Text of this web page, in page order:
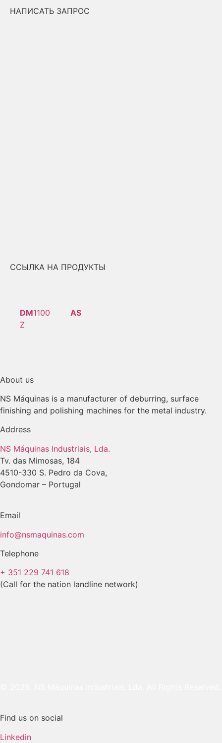
НАПИСАТЬ ЗАПРОС
ССЫЛКА НА ПРОДУКТЫ
DM1100
Z
AS
About us
NS Máquinas is a manufacturer of deburring, surface
finishing and polishing machines for the metal industry.
Address
NS Máquinas Industriais, Lda.
Tv. das Mimosas, 184
4510-330 S. Pedro da Cova,
Gondomar – Portugal
Email
info@nsmaquinas.com
Telephone
+ 351 229 741 618
(Call for the nation landline network)
Find us on social
Linkedin